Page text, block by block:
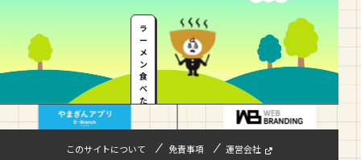
ラ
ー
メ
ン
食
べ
た
…
このサイトについて 免責事項 運営会社